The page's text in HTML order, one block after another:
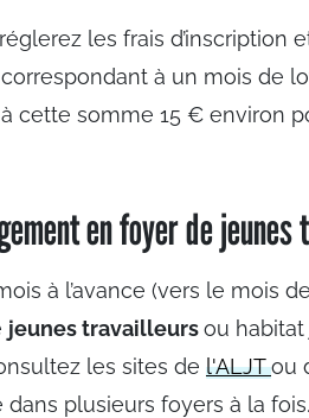
les frais d’inscription
à un mois de
cette somme 15 € environ
en foyer de
à l’avance (vers le mois
jeunes travailleursou habitat
les sites de l'ALJTou
plusieurs foyers à la fois.